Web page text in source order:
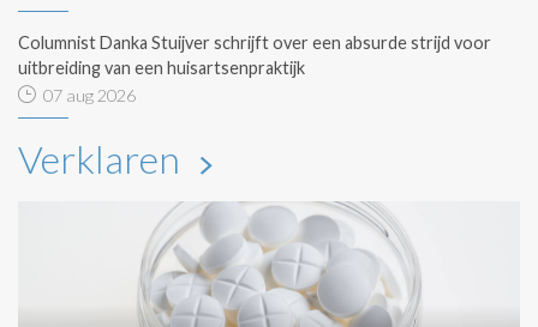
Columnist Danka Stuijver schrijft over een absurde strijd voor
uitbreiding van een huisartsenpraktijk
07 aug 2026
Verklaren